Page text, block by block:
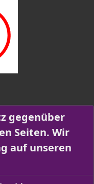
gegenüber
Seiten. Wir
auf unseren